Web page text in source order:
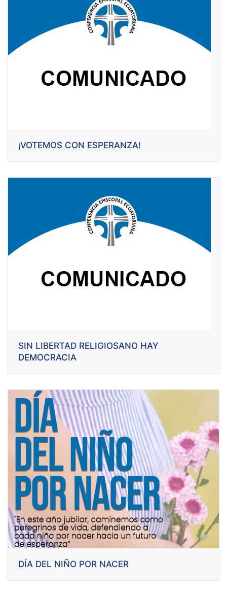
¡VOTEMOS CON ESPERANZA!
SIN LIBERTAD RELIGIOSANO HAY
DEMOCRACIA
DÍA DEL NIÑO POR NACER